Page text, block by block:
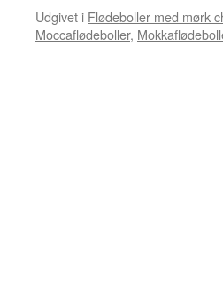
Udgivet i Flødeboller med mørk
Moccaflødeboller,